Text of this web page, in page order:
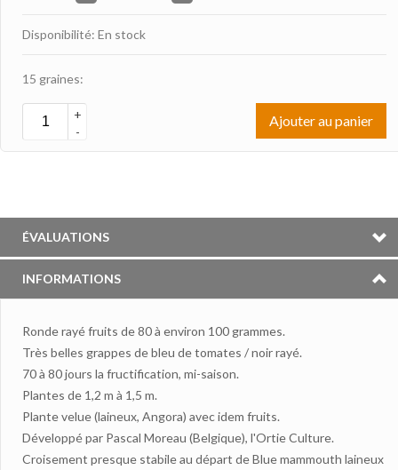
Disponibilité: En stock
15 graines:
+
-
Ajouter au panier
ÉVALUATIONS
INFORMATIONS
Ronderayéfruits de 80 à environ 100 grammes.
Très belles grappes de bleu de tomates / noirrayé.
70à 80 jours la fructification, mi-saison.
Plantes de 1,2 m à 1,5 m.
Plante velue(laineux, Angora) avecidem fruits.
Développé par Pascal Moreau (Belgique), l'OrtieCulture.
Croisement presque stabile au départ de Bluemammouth laineux